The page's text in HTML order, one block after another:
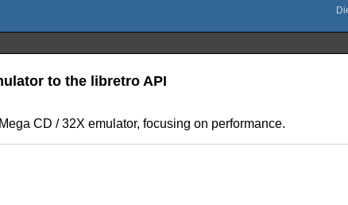
to the libretro API
CD / 32X emulator, focusing on performance.